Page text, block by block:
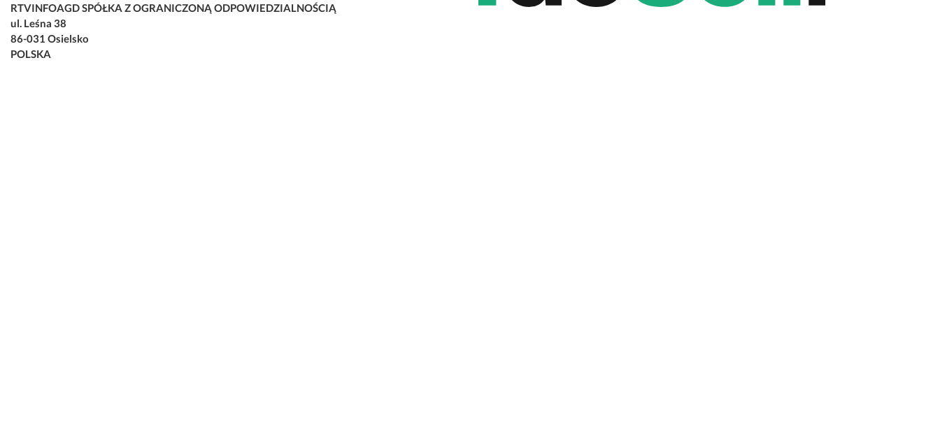
RTVINFOAGD SPÓŁKA Z OGRANICZONĄ ODPOWIEDZIALNOŚCIĄ
ul. Leśna 38
86-031 Osielsko
POLSKA